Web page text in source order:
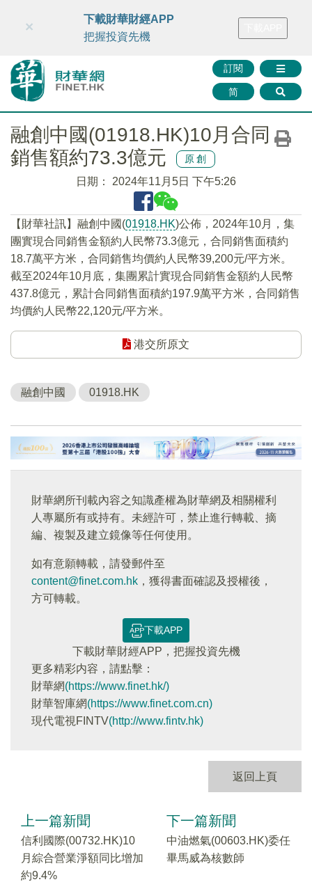
財華智庫網 FINTV FINMETA 財華證券 媒體矩陣
訂閱
简
×
下載財華財經APP
把握投資先機
融創中國(01918.HK)10月合同
銷售額約73.3億元
原創
日期： 2024年11月5日 下午5:26
【財華社訊】融創中國(01918.HK)公佈，2024年10月，集
團實現合同銷售金額約人民幣73.3億元，合同銷售面積約
18.7萬平方米，合同銷售均價約人民幣39,200元/平方米。
截至2024年10月底，集團累計實現合同銷售金額約人民幣
437.8億元，累計合同銷售面積約197.9萬平方米，合同銷售
均價約人民幣22,120元/平方米。
港交所原文
融創中國 01918.HK
財華網所刊載內容之知識產權為財華網及相關權利
人專屬所有或持有。未經許可，禁止進行轉載、摘
編、複製及建立鏡像等任何使用。
如有意願轉載，請發郵件至
content@finet.com.hk ，獲得書面確認及授權後，
方可轉載。
下載APP
下載財華財經APP，把握投資先機
更多精彩内容，請點擊：
財華網(https://www.finet.hk/)
財華智庫網(https://www.finet.com.cn)
現代電視FINTV(http://www.fintv.hk)
返回上頁
上一篇新聞
信利國際(00732.HK)10
月綜合營業淨額同比增加
約9.4%
下一篇新聞
中油燃氣(00603.HK)委任
畢馬威為核數師